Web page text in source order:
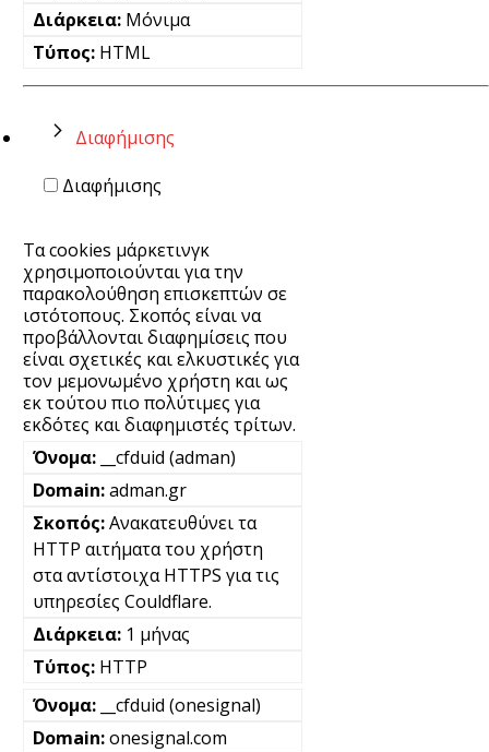
Μόνιμα
HTML
Διαφήμισης
Διαφήμισης
Τα cookies μάρκετινγκ
χρησιμοποιούνται για την
παρακολούθηση επισκεπτών σε
ιστότοπους. Σκοπός είναι να
προβάλλονται διαφημίσεις που
είναι σχετικές και ελκυστικές για
τον μεμονωμένο χρήστη και ως
εκ τούτου πιο πολύτιμες για
εκδότες και διαφημιστές τρίτων.
__cfduid (adman)
adman.gr
Ανακατευθύνει τα
HTTP αιτήματα του χρήστη
στα αντίστοιχα HTTPS για τις
υπηρεσίες Couldflare.
1 μήνας
HTTP
__cfduid (onesignal)
onesignal.com